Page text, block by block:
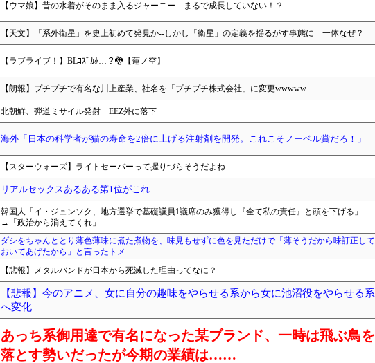
【ウマ娘】昔の水着がそのまま入るジャーニー…まるで成長していない！？
【天文】「系外衛星」を史上初めて発見か--しかし「衛星」の定義を揺るがす事態に 一体なぜ？
【ラブライブ！】BLｺｽﾞｶﾎ…？🐉【蓮ノ空】
【朗報】プチプチで有名な川上産業、社名を「プチプチ株式会社」に変更wwwww
北朝鮮、弾道ミサイル発射 EEZ外に落下
海外「日本の科学者が猫の寿命を2倍に上げる注射剤を開発。これこそノーベル賞だろ！」
【スターウォーズ】ライトセーバーって握りづらそうだよね…
リアルセックスあるある第1位がこれ
韓国人「イ・ジュンソク、地方選挙で基礎議員1議席のみ獲得し『全て私の責任』と頭を下げる」
→「政治から消えてくれ」
ダシをちゃんととり薄色薄味に煮た煮物を、味見もせずに色を見ただけで「薄そうだから味訂正して
おいてあげたから」と言ったトメ
【悲報】メタルバンドが日本から死滅した理由ってなに？
【悲報】今のアニメ、女に自分の趣味をやらせる系から女に池沼役をやらせる系
へ変化
あっち系御用達で有名になった某ブランド、一時は飛ぶ鳥を
落とす勢いだったが今期の業績は……